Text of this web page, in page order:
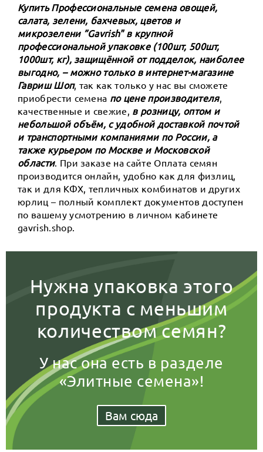
Купить Профессиональные семена овощей,
салата, зелени, бахчевых, цветов и
микрозелени ”Gavrish" в крупной
профессиональной упаковке (100шт, 500шт,
1000шт, кг), защищённой от подделок, наиболее
выгодно, – можно только в интернет-магазине
Гавриш Шоп, так как только у нас вы сможете
приобрести семена по цене производителя,
качественные и свежие, в розницу, оптом и
небольшой объём, с удобной доставкой почтой
и транспортными компаниями по России, а
также курьером по Москве и Московской
области. При заказе на сайте Оплата семян
производится онлайн, удобно как для физлиц,
так и для КФХ, тепличных комбинатов и других
юрлиц – полный комплект документов доступен
по вашему усмотрению в личном кабинете
gavrish.shop.
Нужна упаковка этого
продукта с меньшим
количеством семян?
У нас она есть в разделе
«Элитные семена»!
Вам сюда